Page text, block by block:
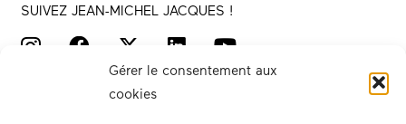
Gérer le consentement aux
cookies
SUIVEZ JEAN-MICHEL JACQUES !